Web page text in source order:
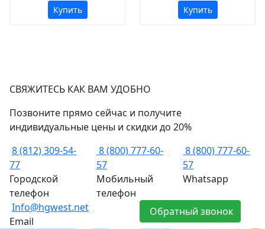
Купить Купить
СВЯЖИТЕСЬ КАК ВАМ УДОБНО
Позвоните прямо сейчас и получите
индивидуальные цены и скидки до 20%
8 (812) 309-54-
77
Городской
телефон
8 (800) 777-60-
57
Мобильный
телефон
8 (800) 777-60-
57
Whatsapp
Info@hgwest.net
Email
Обратный звонок